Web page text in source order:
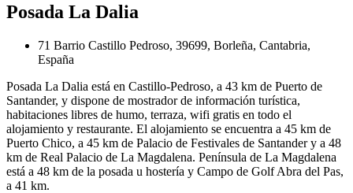
Posada La Dalia
71 Barrio Castillo Pedroso, 39699, Borleña, Cantabria,
España
Posada La Dalia está en Castillo-Pedroso, a 43 km de Puerto de
Santander, y dispone de mostrador de información turística,
habitaciones libres de humo, terraza, wifi gratis en todo el
alojamiento y restaurante. El alojamiento se encuentra a 45 km de
Puerto Chico, a 45 km de Palacio de Festivales de Santander y a 48
km de Real Palacio de La Magdalena. Península de La Magdalena
está a 48 km de la posada u hostería y Campo de Golf Abra del Pas,
a 41 km.